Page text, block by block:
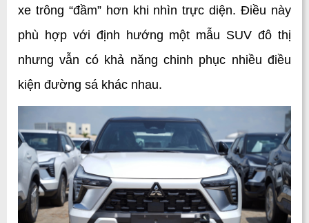
xe trông “đầm” hơn khi nhìn trực diện. Điều này
phù hợp với định hướng một mẫu SUV đô thị
nhưng vẫn có khả năng chinh phục nhiều điều
kiện đường sá khác nhau.